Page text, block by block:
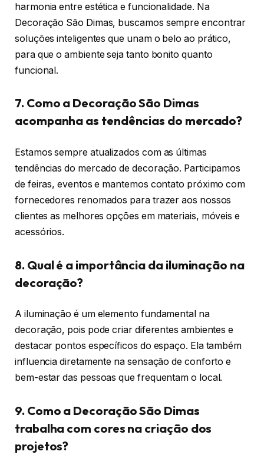
harmonia entre estética e funcionalidade. Na
Decoração São Dimas, buscamos sempre encontrar
soluções inteligentes que unam o belo ao prático,
para que o ambiente seja tanto bonito quanto
funcional.
7. Como a Decoração São Dimas
acompanha as tendências do mercado?
Estamos sempre atualizados com as últimas
tendências do mercado de decoração. Participamos
de feiras, eventos e mantemos contato próximo com
fornecedores renomados para trazer aos nossos
clientes as melhores opções em materiais, móveis e
acessórios.
8. Qual é a importância da iluminação na
decoração?
A iluminação é um elemento fundamental na
decoração, pois pode criar diferentes ambientes e
destacar pontos específicos do espaço. Ela também
influencia diretamente na sensação de conforto e
bem-estar das pessoas que frequentam o local.
9. Como a Decoração São Dimas
trabalha com cores na criação dos
projetos?